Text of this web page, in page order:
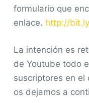
formulario que
enlace. http://
La intención es
de Youtube todo
suscriptores en el
os dejamos a